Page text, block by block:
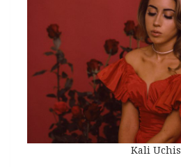
Kali Uchis